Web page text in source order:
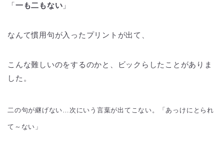
「一も二もない 」
なんて慣用句が入ったプリントが出て、
こんな難しいのをするのかと、ビックらしたことがありま
した。
二の句が継げない…次にいう言葉が出てこない。「あっけにとられ
て～ない」